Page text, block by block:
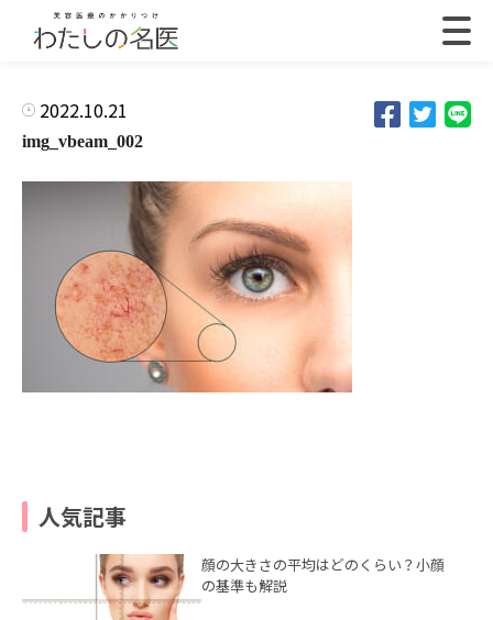
2022.10.21
img_vbeam_002
人気記事
顔の大きさの平均はどのくらい？小顔
の基準も解説